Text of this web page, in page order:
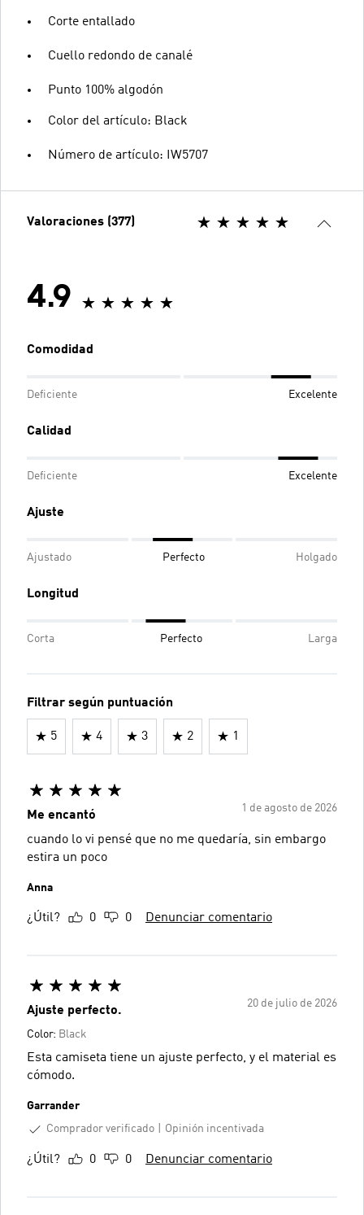
Corte entallado
Cuello redondo de canalé
Punto 100% algodón
Color del artículo: Black
Número de artículo: IW5707
Valoraciones (377)
4.9
Comodidad
Deficiente Excelente
Calidad
Deficiente Excelente
Ajuste
Ajustado Perfecto Holgado
Longitud
Corta Perfecto Larga
Filtrar según puntuación
5 4 3 2 1
1 de agosto de 2026
Me encantó
cuando lo vi pensé que no me quedaría, sin embargo
estira un poco
Anna
¿Útil? 0 0 Denunciar comentario
20 de julio de 2026
Ajuste perfecto.
Color: Black
Esta camiseta tiene un ajuste perfecto, y el material es
cómodo.
Garrander
Comprador verificado
Opinión incentivada
¿Útil? 0 0 Denunciar comentario